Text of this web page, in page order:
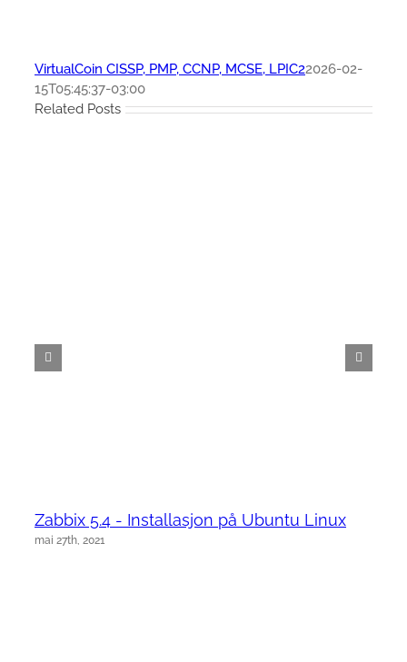
VirtualCoin CISSP, PMP, CCNP, MCSE, LPIC22026-02-
15T05:45:37-03:00
Related Posts
Zabbix 5.4 - Installasjon på Ubuntu Linux
mai 27th, 2021